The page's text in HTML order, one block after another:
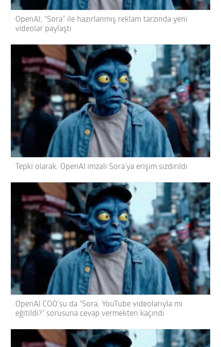
OpenAI, “Sora” ile hazırlanmış reklam tarzında yeni
videolar paylaştı
Tepki olarak, OpenAI imzalı Sora’ya erişim sızdırıldı
OpenAI COO’su da “Sora, YouTube videolarıyla mı
eğitildi?” sorusuna cevap vermekten kaçındı